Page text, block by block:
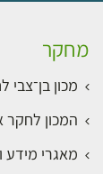
מחקר
מכון
המכון לחקר
מאגרי מידע